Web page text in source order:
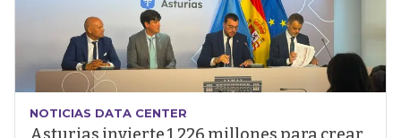
NOTICIAS DATA CENTER